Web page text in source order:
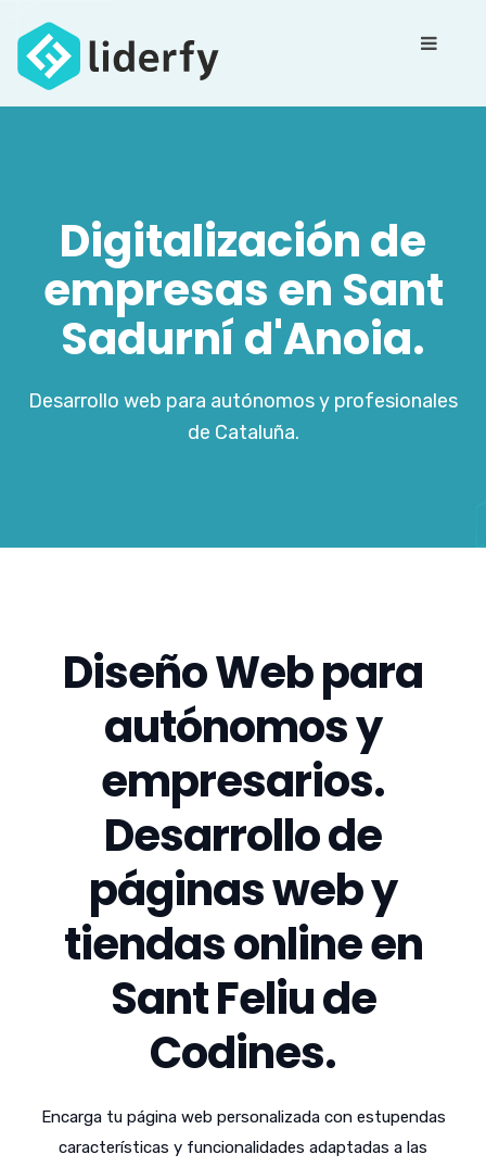
Digitalización de
empresas en Sant
Sadurní d'Anoia.
Desarrollo web para autónomos y profesionales
de Cataluña.
Diseño Web para
autónomos y
empresarios.
Desarrollo de
páginas web y
tiendas online en
Sant Feliu de
Codines.
Encarga tu página web personalizada con estupendas
características y funcionalidades adaptadas a las